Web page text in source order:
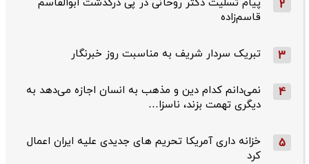
2
پیام تسلیت دکتر روحانی در پی درگذشت ابوالقاسم
قاسم‌زاده
3 تبریک سردار شریف به مناسبت روز خبرنگار
4
نمی‌دانم کدام دین و مذهب به انسان اجازه می‌دهد به
دیگری تهمت بزند، ناسزا…
5
خزانه داری آمریکا تحریم های جدیدی علیه ایران اعمال
کرد